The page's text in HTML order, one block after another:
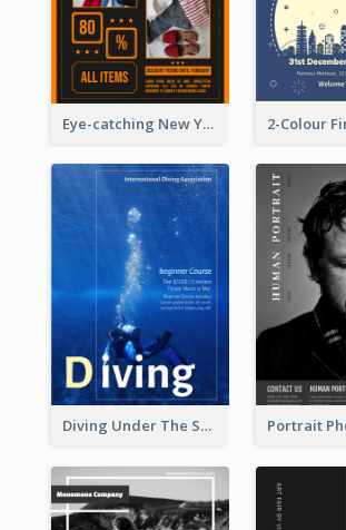
Eye-catching New Year Outlet Design Template
Diving Under The Sea Flyer